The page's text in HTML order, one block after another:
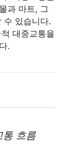
과 마트, 그
수 있습니다.
대중교통을
.
통 흐름